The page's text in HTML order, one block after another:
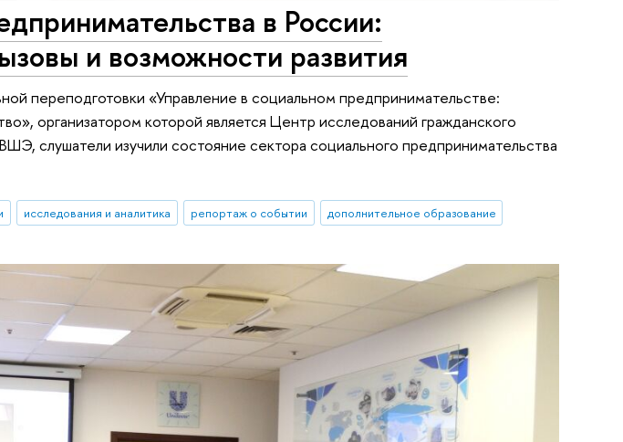
в России:
и возможности развития
переподготовки «Управление в социальном предпринимательстве:
организатором которой является Центр исследований гражданского
слушатели изучили состояние сектора социального предпринимательства
исследования и аналитика репортаж о событии дополнительное образование